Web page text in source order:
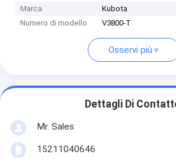
Marca
Kubota
Numero di modello
V3800-T
Osservi più
Dettagli Di
Mr. Sales
15211040646